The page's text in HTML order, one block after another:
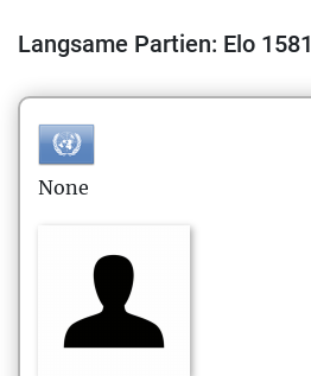
Langsame Partien: Elo 1581
None